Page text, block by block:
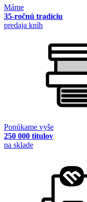
Máme
35-ročnú tradíciu
predaja kníh
Ponúkame vyše
250 000 titulov
na sklade